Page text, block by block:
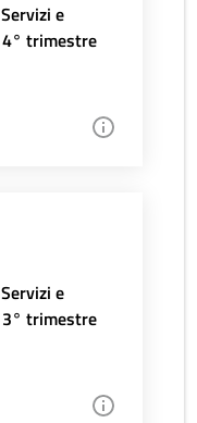
e
trimestre
e
trimestre